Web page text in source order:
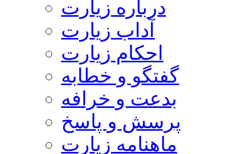
درباره زیارت
آداب زیارت
احکام زیارت
گفتگو و خطابه
بدعت و خرافه
پرسش و پاسخ
ماهنامه زیارت